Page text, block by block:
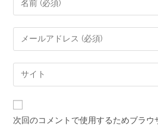
次回のコメントで使用するためブラウ